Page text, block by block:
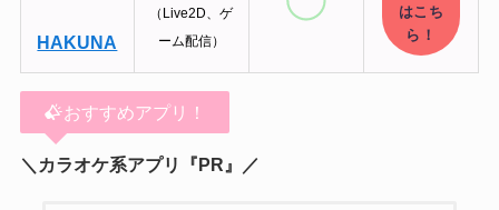
HAKUNA
（Live2D、ゲ
ーム配信）
はこち
ら！
おすすめアプリ！
＼カラオケ系アプリ『PR』／